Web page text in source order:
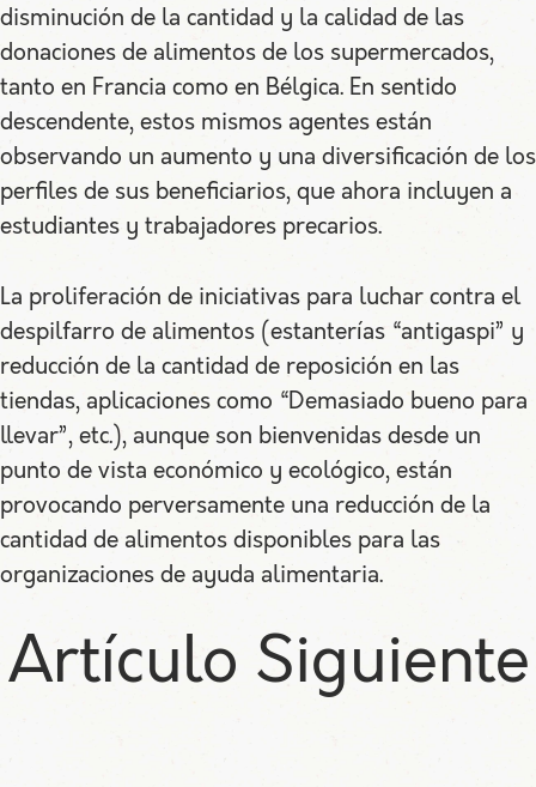
disminución de la cantidad y la calidad de las
donaciones de alimentos de los supermercados,
tanto en Francia como en Bélgica. En sentido
descendente, estos mismos agentes están
observando un aumento y una diversificación de los
perfiles de sus beneficiarios, que ahora incluyen a
estudiantes y trabajadores precarios.
La proliferación de iniciativas para luchar contra el
despilfarro de alimentos (estanterías “antigaspi” y
reducción de la cantidad de reposición en las
tiendas, aplicaciones como “Demasiado bueno para
llevar”, etc.), aunque son bienvenidas desde un
punto de vista económico y ecológico, están
provocando perversamente una reducción de la
cantidad de alimentos disponibles para las
organizaciones de ayuda alimentaria.
Artículo Siguiente